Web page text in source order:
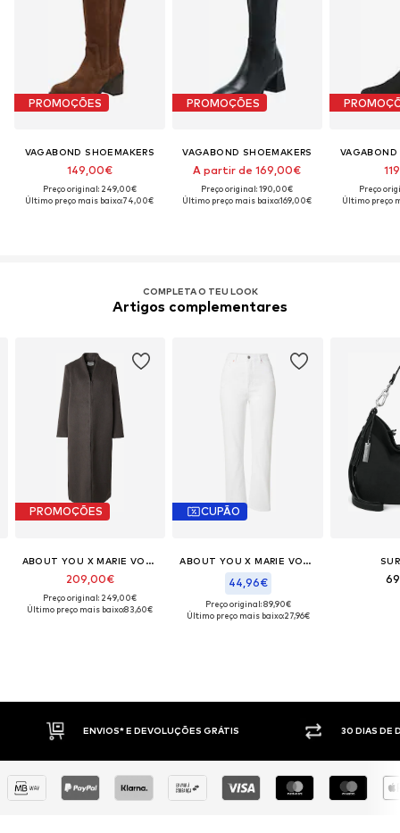
PROMOÇÕES
VAGABOND SHOEMAKERS
149,00€
Preço original: 249,00€
Último preço mais baixo:74,00€
PROMOÇÕES
VAGABOND SHOEMAKERS
A partir de 169,00€
Preço original: 190,00€
Último preço mais baixo:169,00€
VAGABOND
Preço
Último preço
COMPLETA O TEU LOOK
Artigos complementares
PROMOÇÕES
ABOUT YOU X MARIE VON BEHRENS
209,00€
Preço original: 249,00€
Último preço mais baixo:83,60€
CUPÃO
ABOUT YOU X MARIE VON BEHRENS
44,96€
Preço original: 89,90€
Último preço mais baixo:27,96€
E DEVOLUÇÕES GRÁTIS 30 DIAS DE DIREITO DE